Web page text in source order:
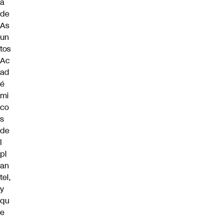
de
As
un
tos
Ac
ad
é
mi
co
s
de
l
pl
an
tel,
y
qu
e